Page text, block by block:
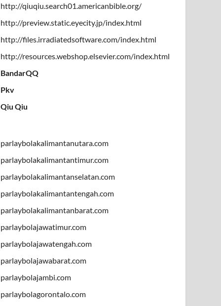
http://qiuqiu.search01.americanbible.org/
http://preview.static.eyecity.jp/index.html
http://files.irradiatedsoftware.com/index.html
http://resources.webshop.elsevier.com/index.html
BandarQQ
Pkv
Qiu Qiu
parlaybolakalimantanutara.com
parlaybolakalimantantimur.com
parlaybolakalimantanselatan.com
parlaybolakalimantantengah.com
parlaybolakalimantanbarat.com
parlaybolajawatimur.com
parlaybolajawatengah.com
parlaybolajawabarat.com
parlaybolajambi.com
parlaybolagorontalo.com